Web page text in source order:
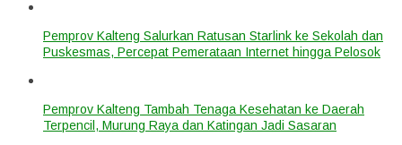
Pemprov Kalteng Salurkan Ratusan Starlink ke Sekolah dan
Puskesmas, Percepat Pemerataan Internet hingga Pelosok
Pemprov Kalteng Tambah Tenaga Kesehatan ke Daerah
Terpencil, Murung Raya dan Katingan Jadi Sasaran